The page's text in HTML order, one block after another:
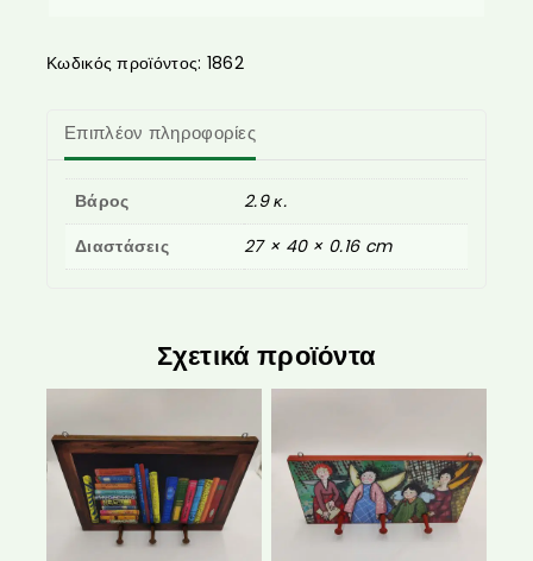
Κωδικός προϊόντος: 1862
Επιπλέον πληροφορίες
Βάρος
2.9 κ.
Διαστάσεις
27 × 40 × 0.16 cm
Σχετικά προϊόντα